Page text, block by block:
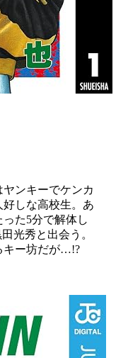
ンキーでケンカ
しな高校生。あ
た5分で解体し
光秀と出会う。
キー坊だが…!?